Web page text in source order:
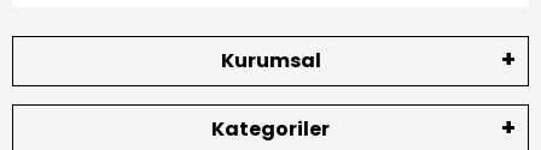
Kurumsal
Kategoriler